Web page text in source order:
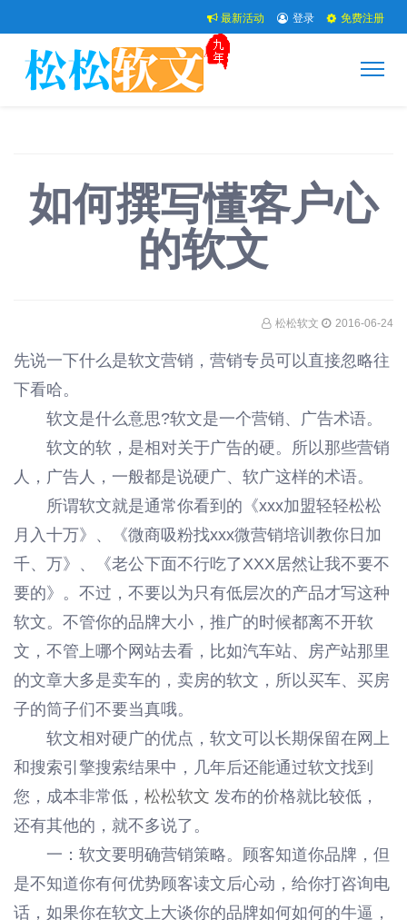
最新活动 登录 免费注册
如何撰写懂客户心
的软文
松松软文 2016-06-24
先说一下什么是软文营销，营销专员可以直接忽略往
下看哈。
软文是什么意思?软文是一个营销、广告术语。
软文的软，是相对关于广告的硬。所以那些营销
人，广告人，一般都是说硬广、软广这样的术语。
所谓软文就是通常你看到的《xxx加盟轻轻松松
月入十万》、《微商吸粉找xxx微营销培训教你日加
千、万》、《老公下面不行吃了XXX居然让我不要不
要的》。不过，不要以为只有低层次的产品才写这种
软文。不管你的品牌大小，推广的时候都离不开软
文，不管上哪个网站去看，比如汽车站、房产站那里
的文章大多是卖车的，卖房的软文，所以买车、买房
子的筒子们不要当真哦。
软文相对硬广的优点，软文可以长期保留在网上
和搜索引擎搜索结果中，几年后还能通过软文找到
您，成本非常低， 松松软文 发布的价格就比较低，
还有其他的，就不多说了。
一：软文要明确营销策略。顾客知道你品牌，但
是不知道你有何优势顾客读文后心动，给你打咨询电
话，如果你在软文上大谈你的品牌如何如何的牛逼，